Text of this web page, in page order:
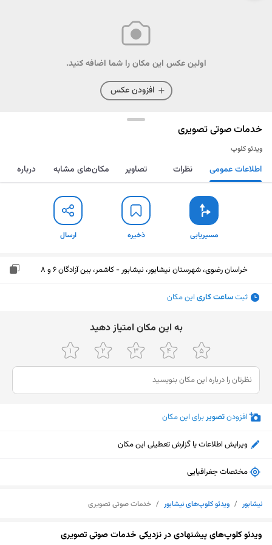
اولین عکس این مکان را شما اضافه کنید.
افزودن عکس
خدمات صوتی تصویری
ویدئو کلوپ
مسیریابی ذخیره ارسال اطلاعات عمومی نظرات تصاویر مکان‌های مشابه درباره
مسیریابی ذخیره ارسال
خراسان رضوی، شهرستان نیشابور، نیشابور - کاشمر، بین آزادگان 6 و 8
ثبتساعت کاری این مکان
ﺑﻪ اﯾﻦ ﻣﮑﺎن اﻣﺘﯿﺎز دﻫﯿﺪ
افزودنتصویربرای این مکان
ویرایش اطلاعات یا گزارش تعطیلی این مکان
مختصات جغرافیایی
نیشابور / ویدئو کلوپ‌های نیشابور / خدمات صوتی تصویری
ویدئو کلوپ‌های پیشنهادی در نزدیکی خدمات صوتی تصویری